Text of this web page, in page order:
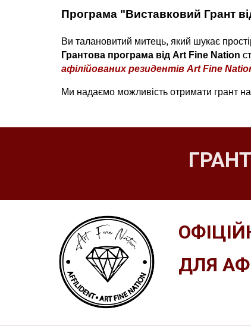
Програма "Виставковий Грант
Ви талановитий митець, який шукає
Грантова програма від Art Fine Nation
афілійованих резидентів Art Fine
Ми надаємо можливість отримати грант
ДЛЯ